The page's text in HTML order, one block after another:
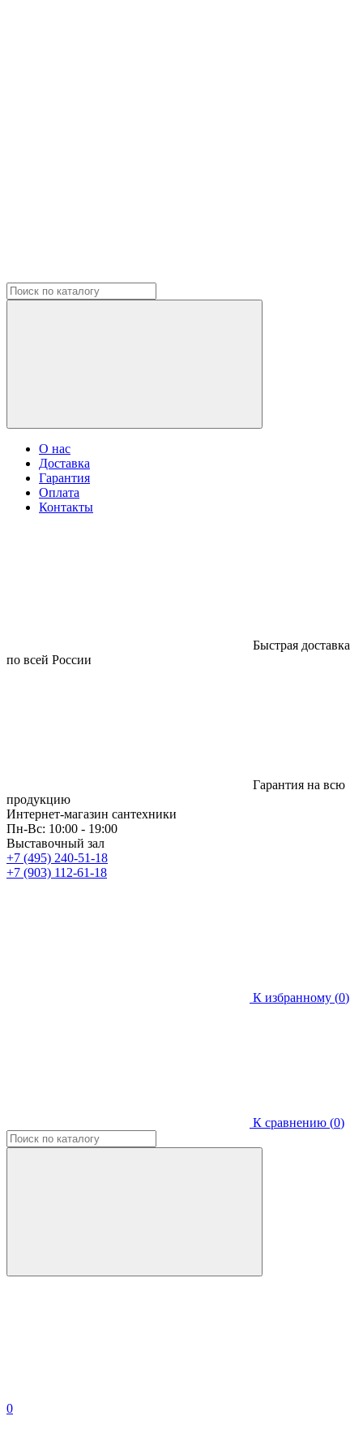
О нас
Доставка
Гарантия
Оплата
Контакты
Быстрая доставка
по всей России
Гарантия на всю
продукцию
Интернет-магазин сантехники
Пн-Вс: 10:00 - 19:00
Выставочный зал
+7 (495) 240-51-18
+7 (903) 112-61-18
К избранному (0)
К сравнению (0)
0